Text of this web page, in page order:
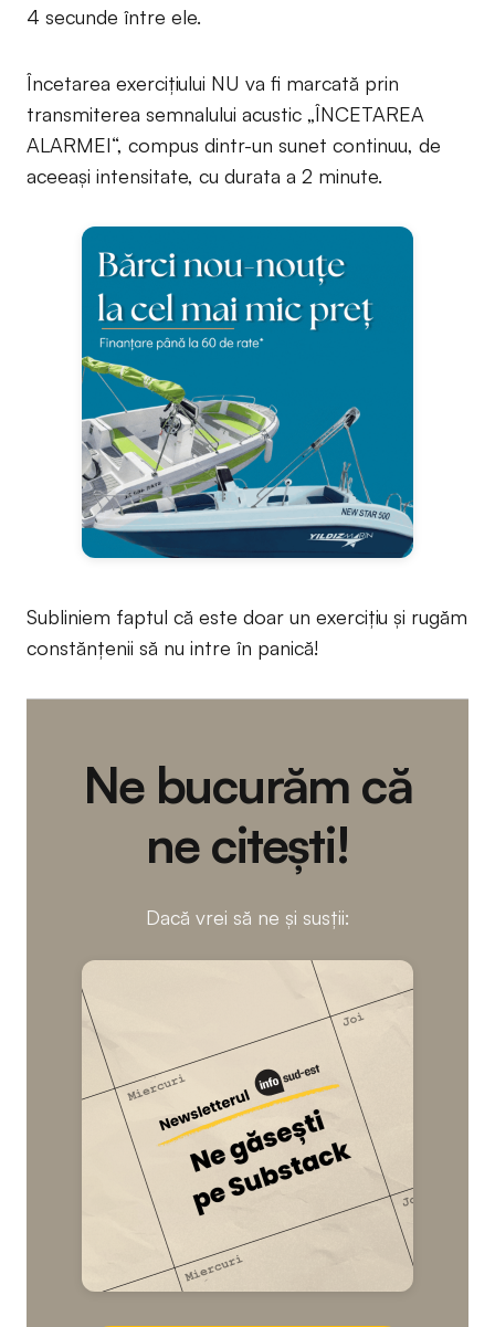
4 secunde între ele.
Încetarea exercițiului NU va fi marcată prin
transmiterea semnalului acustic „ÎNCETAREA
ALARMEI“, compus dintr-un sunet continuu, de
aceeași intensitate, cu durata a 2 minute.
Subliniem faptul că este doar un exercițiu și rugăm
constănțenii să nu intre în panică!
Ne bucurăm că
ne citești!
Dacă vrei să ne și susții: